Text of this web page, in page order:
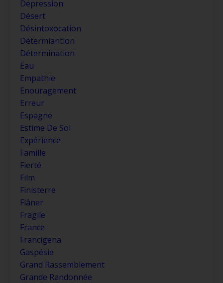
Dépression
Désert
Désintoxocation
Détermiantion
Détermination
Eau
Empathie
Enouragement
Erreur
Espagne
Estime De Soi
Expérience
Famille
Fierté
Film
Finisterre
Flâner
Fragile
France
Francigena
Gaspésie
Grand Rassemblement
Grande Randonnée